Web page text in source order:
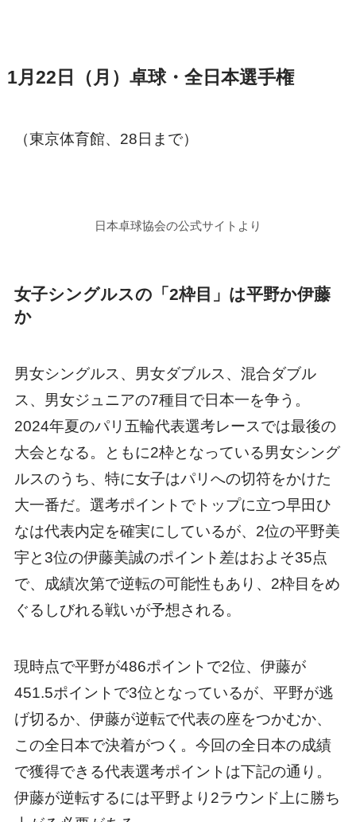
1月22日（月）卓球・全日本選手権
（東京体育館、28日まで）
日本卓球協会の公式サイトより
女子シングルスの「2枠目」は平野か伊藤
か
男女シングルス、男女ダブルス、混合ダブル
ス、男女ジュニアの7種目で日本一を争う。
2024年夏のパリ五輪代表選考レースでは最後の
大会となる。ともに2枠となっている男女シング
ルスのうち、特に女子はパリへの切符をかけた
大一番だ。選考ポイントでトップに立つ早田ひ
なは代表内定を確実にしているが、2位の平野美
宇と3位の伊藤美誠のポイント差はおよそ35点
で、成績次第で逆転の可能性もあり、2枠目をめ
ぐるしびれる戦いが予想される。
現時点で平野が486ポイントで2位、伊藤が
451.5ポイントで3位となっているが、平野が逃
げ切るか、伊藤が逆転で代表の座をつかむか、
この全日本で決着がつく。今回の全日本の成績
で獲得できる代表選考ポイントは下記の通り。
伊藤が逆転するには平野より2ラウンド上に勝ち